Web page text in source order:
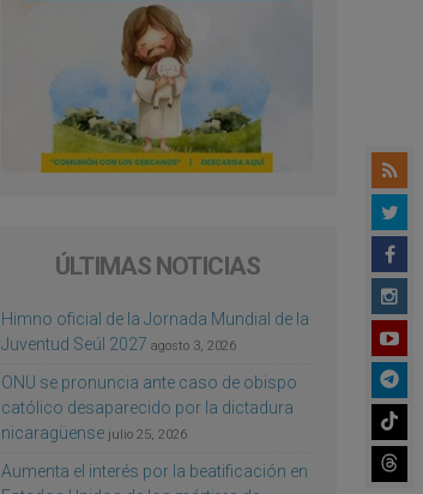
ÚLTIMAS NOTICIAS
Himno oficial de la Jornada Mundial de la
Juventud Seúl 2027 agosto 3, 2026
ONU se pronuncia ante caso de obispo
católico desaparecido por la dictadura
nicaragüense julio 25, 2026
Aumenta el interés por la beatificación en